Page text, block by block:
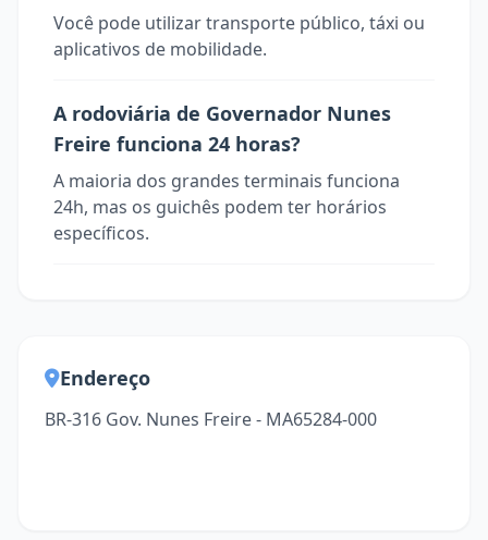
Você pode utilizar transporte público, táxi ou
aplicativos de mobilidade.
A rodoviária de Governador Nunes
Freire funciona 24 horas?
A maioria dos grandes terminais funciona
24h, mas os guichês podem ter horários
específicos.
Endereço
BR-316 Gov. Nunes Freire - MA65284-000